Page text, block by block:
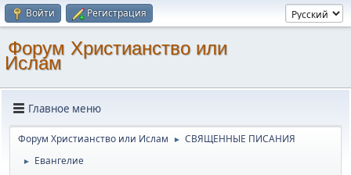
Войти Регистрация
Форум Христианство или
Ислам
Главное меню
Форум Христианство или Ислам ► СВЯЩЕННЫЕ ПИСАНИЯ
► Евангелие